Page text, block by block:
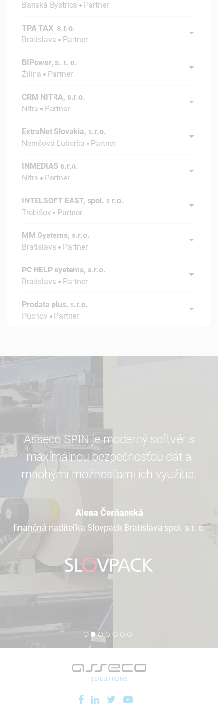
Banská Bystrica
Partner
TPA TAX, s.r.o.
Bratislava
Partner
BIPower, s. r. o.
Žilina
Partner
CRM NITRA, s.r.o.
Nitra
Partner
ExtraNet Slovakia, s.r.o.
Nemšová-Ľuborča
Partner
INMEDIAS s.r.o.
Nitra
Partner
INTELSOFT EAST, spol. s r.o.
Trebišov
Partner
MM Systems, s.r.o.
Bratislava
Partner
PC HELP systems, s.r.o.
Bratislava
Partner
Prodata plus, s.r.o.
Púchov
Partner
Asseco SPIN je moderný softvér s
maximálnou bezpečnosťou dát a
mnohými možnosťami ich využitia.
Alena Čerňanská
finančná riaditeľka Slovpack Bratislava spol. s r. o.